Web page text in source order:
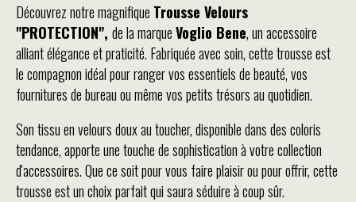
Découvrez notre magnifique Trousse Velours
"PROTECTION", de la marqueVoglio Bene, un accessoire
alliant élégance et praticité. Fabriquée avec soin, cette trousse est
le compagnon idéal pour ranger vos essentiels de beauté, vos
fournitures de bureau ou même vos petits trésors au quotidien.
Son tissu en velours doux au toucher, disponible dans des coloris
tendance, apporte une touche de sophistication à votre collection
d'accessoires. Que ce soit pour vous faire plaisir ou pour offrir, cette
trousse est un choix parfait qui saura séduire à coup sûr.